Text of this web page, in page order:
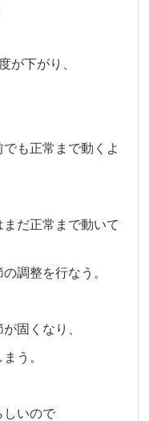
が下がり、
でも正常まで動くよ
だ正常まで動いて
調整を行なう。
固くなり、
う。
しいので